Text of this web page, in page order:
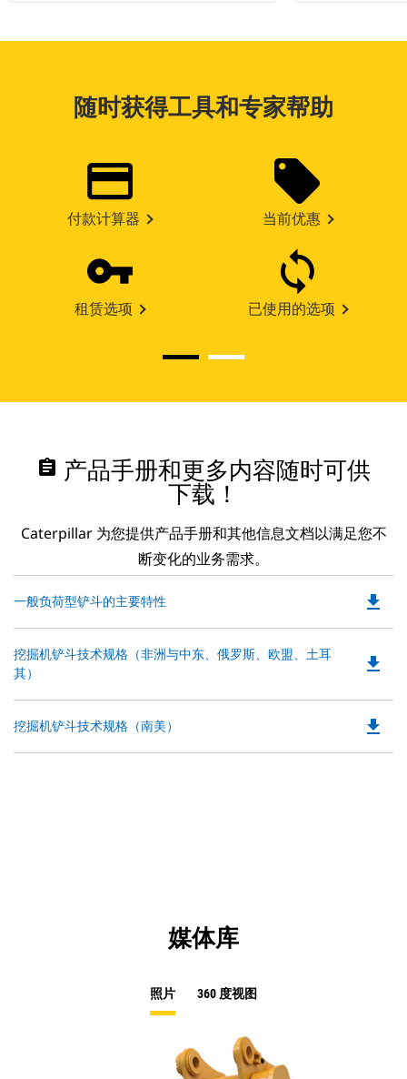
随时获得工具和专家帮助
付款计算器 当前优惠
租赁选项 已使用的选项
assignment 产品手册和更多内容随时可供
下载！
Caterpillar 为您提供产品手册和其他信息文档以满足您不
断变化的业务需求。
一般负荷型铲斗的主要特性 file_download
挖掘机铲斗技术规格（非洲与中东、俄罗斯、欧盟、土耳
其）
file_download
挖掘机铲斗技术规格（南美） file_download
媒体库
照片 360 度视图